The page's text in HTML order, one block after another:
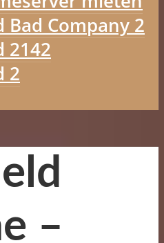
Bad Company 2
2142
2
–